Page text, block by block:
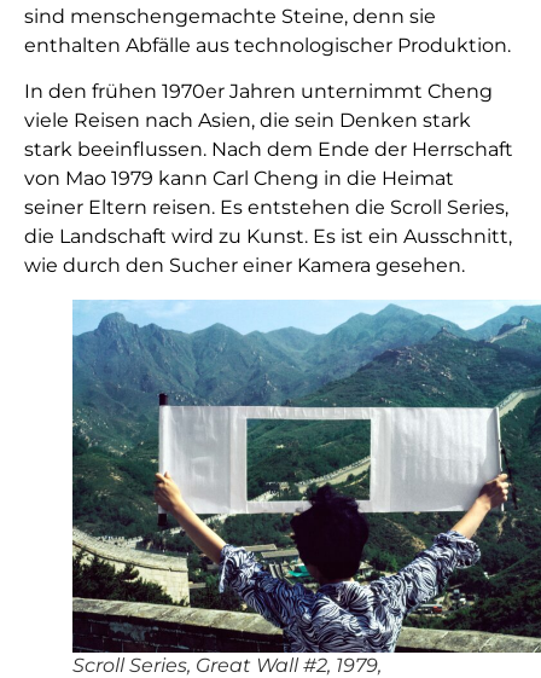
sind menschengemachte Steine, denn sie
enthalten Abfälle aus technologischer Produktion.
In den frühen 1970er Jahren unternimmt Cheng
viele Reisen nach Asien, die sein Denken stark
stark beeinflussen. Nach dem Ende der Herrschaft
von Mao 1979 kann Carl Cheng in die Heimat
seiner Eltern reisen. Es entstehen die Scroll Series,
die Landschaft wird zu Kunst. Es ist ein Ausschnitt,
wie durch den Sucher einer Kamera gesehen.
Scroll Series, Great Wall #2, 1979,